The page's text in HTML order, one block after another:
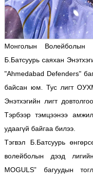
Монголын
Б.Батсуурь саяхан
"Ahmedabad Defenders"
байсан юм. Тус лигт
Энэтхэгийн лигт
Тэрбээр тэмцээнээ
удаагүй байгаа билээ.
Тэгвэл Б.Батсуурь
волейболын дээд
MOGULS” багуудын